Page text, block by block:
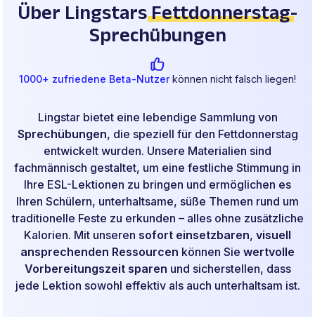
Über LingstarsFettdonnerstag-
Sprechübungen
1000+ zufriedene Beta-Nutzerkönnen nicht falsch liegen!
Lingstar bietet eine lebendige Sammlung von
Sprechübungen, die speziell für den Fettdonnerstag
entwickelt wurden. Unsere Materialien sind
fachmännisch gestaltet, um eine festliche Stimmung in
Ihre ESL-Lektionen zu bringen und ermöglichen es
Ihren Schülern, unterhaltsame, süße Themen rund um
traditionelle Feste zu erkunden – alles ohne zusätzliche
Kalorien. Mit unseren sofort einsetzbaren, visuell
ansprechenden Ressourcen können Sie wertvolle
Vorbereitungszeit sparen und sicherstellen, dass
jede Lektion sowohl effektiv als auch unterhaltsam ist.